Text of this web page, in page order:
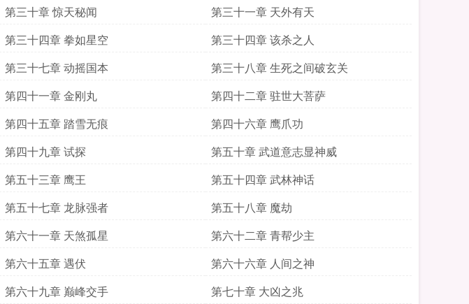
第三十章 惊天秘闻
第三十一章 天外有天
第三十四章 拳如星空
第三十四章 该杀之人
第三十七章 动摇国本
第三十八章 生死之间破玄关
第四十一章 金刚丸
第四十二章 驻世大菩萨
第四十五章 踏雪无痕
第四十六章 鹰爪功
第四十九章 试探
第五十章 武道意志显神威
第五十三章 鹰王
第五十四章 武林神话
第五十七章 龙脉强者
第五十八章 魔劫
第六十一章 天煞孤星
第六十二章 青帮少主
第六十五章 遇伏
第六十六章 人间之神
第六十九章 巅峰交手
第七十章 大凶之兆